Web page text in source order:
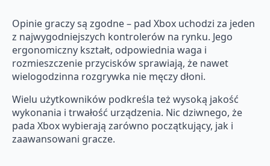
Opinie graczy są zgodne – pad Xbox uchodzi za jeden
z najwygodniejszych kontrolerów na rynku. Jego
ergonomiczny kształt, odpowiednia waga i
rozmieszczenie przycisków sprawiają, że nawet
wielogodzinna rozgrywka nie męczy dłoni.
Wielu użytkowników podkreśla też wysoką jakość
wykonania i trwałość urządzenia. Nic dziwnego, że
pada Xbox wybierają zarówno początkujący, jak i
zaawansowani gracze.